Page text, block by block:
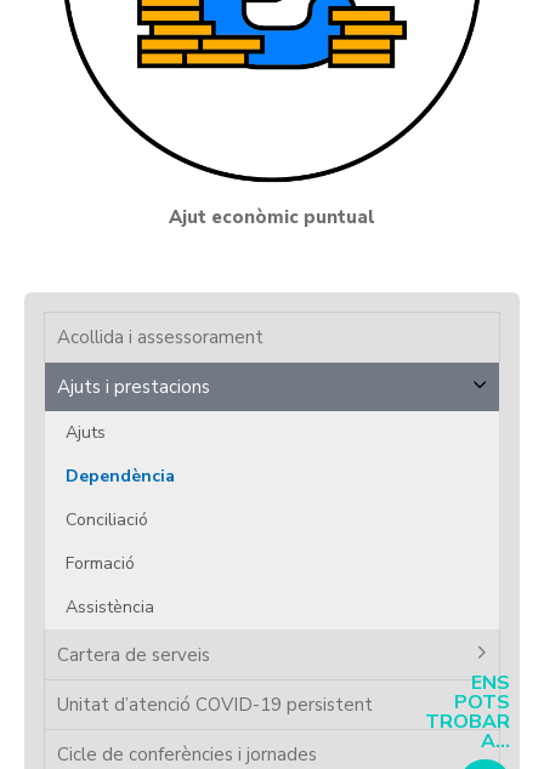
Ajut econòmic puntual
Acollida i assessorament
Ajuts i prestacions
Ajuts
Dependència
Conciliació
Formació
Assistència
Cartera de serveis
Unitat d’atenció COVID-19 persistent
Cicle de conferències i jornades
ENS
POTS
TROBAR
A...